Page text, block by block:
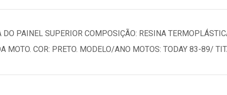
DO PAINEL SUPERIOR COMPOSIÇÃO: RESINA
MOTO. COR: PRETO. MODELO/ANO MOTOS: TODAY 83-89/